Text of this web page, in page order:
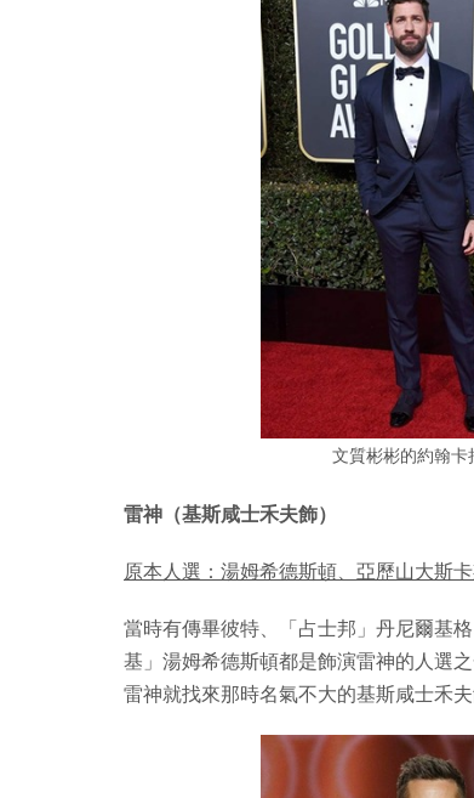
文質彬彬的約翰卡
雷神（基斯咸士禾夫飾）
原本人選：湯姆希德斯頓、亞歷山大斯
當時有傳畢彼特、「占士邦」丹尼爾基
基」湯姆希德斯頓都是飾演雷神的人選
雷神就找來那時名氣不大的基斯咸士禾夫